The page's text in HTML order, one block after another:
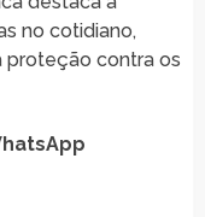
no cotidiano,
proteção contra os